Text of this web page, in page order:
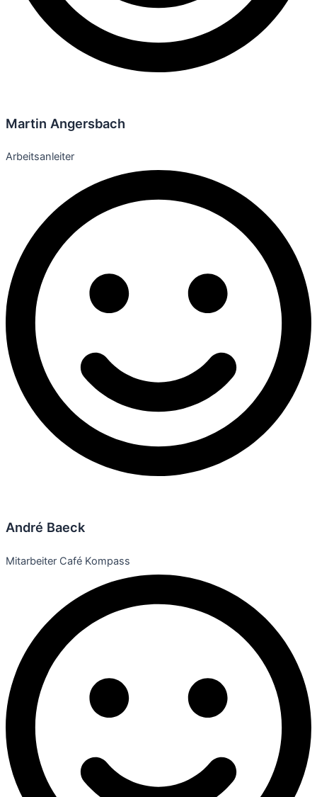
Martin Angersbach
Arbeitsanleiter
André Baeck
Mitarbeiter Café Kompass